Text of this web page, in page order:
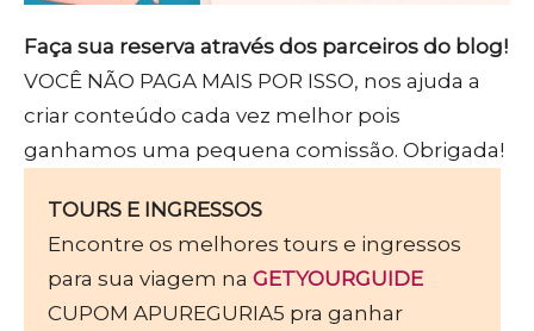
Faça sua reserva através dos parceiros do blog!
VOCÊ NÃO PAGA MAIS POR ISSO, nos ajuda a
criar conteúdo cada vez melhor pois
ganhamos uma pequena comissão. Obrigada!
TOURS E INGRESSOS
Encontre os melhores tours e ingressos
para sua viagem naGETYOURGUIDE
CUPOM APUREGURIA5 pra ganhar